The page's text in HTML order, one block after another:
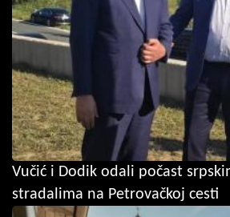
Vučić i Dodik odali počast
stradalima na Petrovačkoj cesti